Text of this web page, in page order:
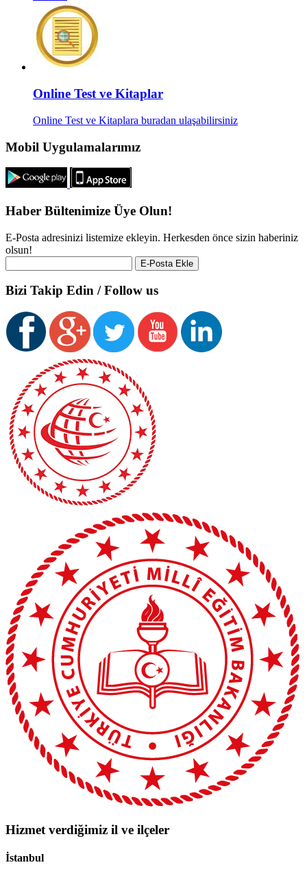
Online Test ve Kitaplar
Online Test ve Kitaplara buradan ulaşabilirsiniz
Mobil Uygulamalarımız
Haber Bültenimize Üye Olun!
E-Posta adresinizi listemize ekleyin. Herkesden önce sizin haberiniz
olsun!
Bizi Takip Edin / Follow us
Hizmet verdiğimiz il ve ilçeler
İstanbul